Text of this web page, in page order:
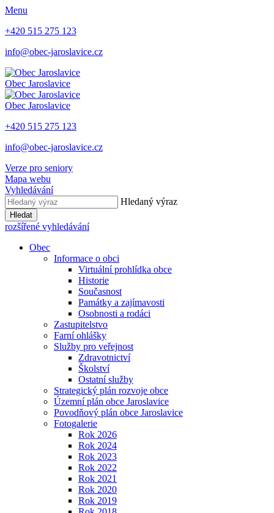
Menu
+420 515 275 123
info@obec-jaroslavice.cz
Obec Jaroslavice
Obec Jaroslavice
+420 515 275 123
info@obec-jaroslavice.cz
Verze pro seniory
Mapa webu
Vyhledávání
Hledaný výraz
Hledat
rozšířené vyhledávání
Obec
Informace o obci
Virtuální prohlídka obce
Historie
Současnost
Památky a zajímavosti
Osobnosti a rodáci
Zastupitelstvo
Farní ohlášky
Služby pro veřejnost
Zdravotnictví
Školství
Ostatní služby
Strategický plán rozvoje obce
Územní plán obce Jaroslavice
Povodňový plán obce Jaroslavice
Fotogalerie
Rok 2026
Rok 2024
Rok 2023
Rok 2022
Rok 2021
Rok 2020
Rok 2019